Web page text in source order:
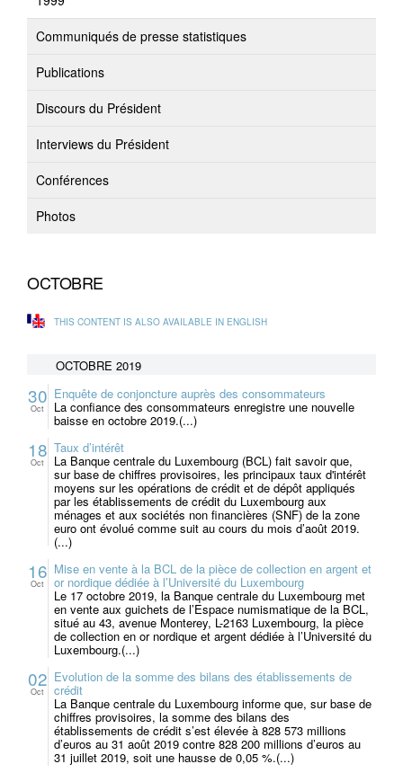
Communiqués de presse statistiques
Publications
Discours du Président
Interviews du Président
Conférences
Photos
OCTOBRE
THIS CONTENT IS ALSO AVAILABLE IN ENGLISH
OCTOBRE 2019
30
Oct
Enquête de conjoncture auprès des consommateurs
La confiance des consommateurs enregistre une nouvelle
baisse en octobre 2019.(...)
18
Oct
Taux d’intérêt
La Banque centrale du Luxembourg (BCL) fait savoir que,
sur base de chiffres provisoires, les principaux taux d'intérêt
moyens sur les opérations de crédit et de dépôt appliqués
par les établissements de crédit du Luxembourg aux
ménages et aux sociétés non financières (SNF) de la zone
euro ont évolué comme suit au cours du mois d’août 2019.
(...)
16
Oct
Mise en vente à la BCL de la pièce de collection en argent et
or nordique dédiée à l’Université du Luxembourg
Le 17 octobre 2019, la Banque centrale du Luxembourg met
en vente aux guichets de l’Espace numismatique de la BCL,
situé au 43, avenue Monterey, L-2163 Luxembourg, la pièce
de collection en or nordique et argent dédiée à l’Université du
Luxembourg.(...)
02
Oct
Evolution de la somme des bilans des établissements de
crédit
La Banque centrale du Luxembourg informe que, sur base de
chiffres provisoires, la somme des bilans des
établissements de crédit s’est élevée à 828 573 millions
d’euros au 31 août 2019 contre 828 200 millions d’euros au
31 juillet 2019, soit une hausse de 0,05 %.(...)